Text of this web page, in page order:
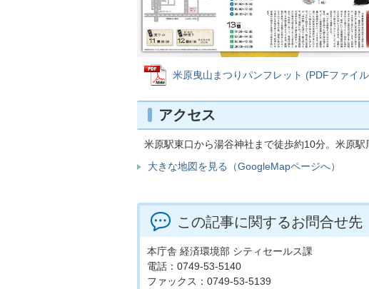
米原曳山まつりパンフレット (PDFファイ
アクセス
米原駅東口から湯谷神社まで徒歩約10分。米原
大きな地図を見る（GoogleMapページへ）
この記事に関するお問合せ先
本庁舎 経済環境部 シティセールス課
電話：0749-53-5140
ファックス：0749-53-5139